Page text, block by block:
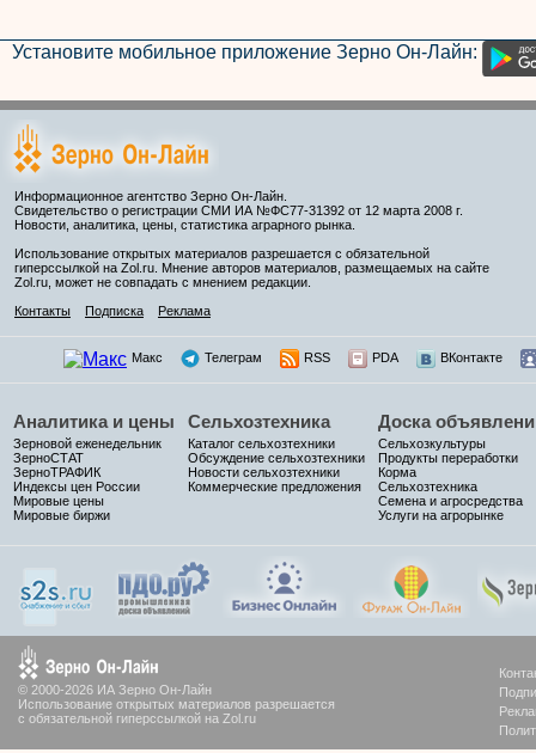
Установите мобильное приложение Зерно Он-Лайн:
Информационное агентство Зерно Он-Лайн.
Свидетельство о регистрации СМИ ИА №ФС77-31392 от 12 марта 2008 г.
Новости, аналитика, цены, статистика аграрного рынка.
Использование открытых материалов разрешается с обязательной
гиперссылкой на Zol.ru. Мнение авторов материалов, размещаемых на сайте
Zol.ru, может не совпадать с мнением редакции.
Контакты
Подписка Реклама
Макс Телеграм RSS PDA ВКонтакте
Аналитика и цены
Зерновой еженедельник
ЗерноСТАТ
ЗерноТРАФИК
Индексы цен России
Мировые цены
Мировые биржи
Сельхозтехника
Каталог сельхозтехники
Обсуждение сельхозтехники
Новости сельхозтехники
Коммерческие предложения
Доска
Сельхозкультуры
Продукты переработки
Корма
Сельхозтехника
Семена и агросредства
Услуги на агрорынке
© 2000-2026 ИА Зерно Он-Лайн
Использование открытых материалов разрешается
с обязательной гиперссылкой на Zol.ru